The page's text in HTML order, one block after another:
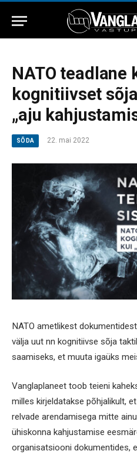
NATO teadlane
kognitiivset
„aju
SÕDA 22. mai 2022
NATO ametlikest
välja uut nn kognitiivse sõja
saamiseks, et muuta igaüks
Vanglaplaneet toob teieni
milles kirjeldatakse põhjalikult,
relvade arendamisega mitte
ühiskonna kahjustamise
organisatsiooni dokumentides,